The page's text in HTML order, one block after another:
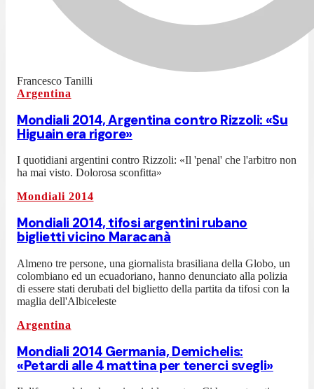
Francesco Tanilli
Argentina
Mondiali 2014, Argentina contro Rizzoli: «Su
Higuain era rigore»
I quotidiani argentini contro Rizzoli: «Il 'penal' che l'arbitro non
ha mai visto. Dolorosa sconfitta»
Mondiali 2014
Mondiali 2014, tifosi argentini rubano
biglietti vicino Maracanà
Almeno tre persone, una giornalista brasiliana della Globo, un
colombiano ed un ecuadoriano, hanno denunciato alla polizia
di essere stati derubati del biglietto della partita da tifosi con la
maglia dell'Albiceleste
Argentina
Mondiali 2014 Germania, Demichelis:
«Petardi alle 4 mattina per tenerci svegli»